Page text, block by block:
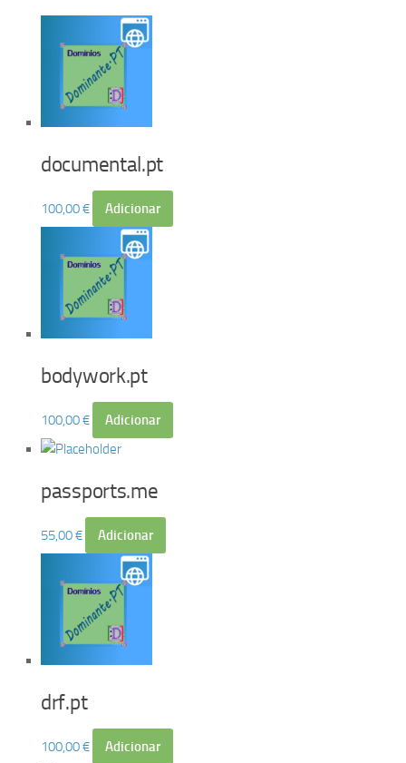
documental.pt
100,00€ Adicionar
bodywork.pt
100,00€ Adicionar
passports.me
55,00€ Adicionar
drf.pt
100,00€ Adicionar